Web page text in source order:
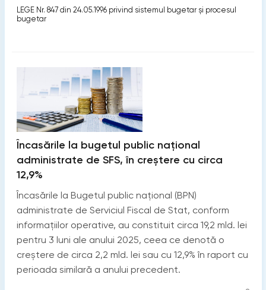
LEGE Nr. 847 din 24.05.1996 privind sistemul bugetar şi procesul
bugetar
Încasările la bugetul public național
administrate de SFS, în creștere cu circa
12,9%
Încasările la Bugetul public național (BPN)
administrate de Serviciul Fiscal de Stat, conform
informațiilor operative, au constituit circa 19,2 mld. lei
pentru 3 luni ale anului 2025, ceea ce denotă o
creștere de circa 2,2 mld. lei sau cu 12,9% în raport cu
perioada similară a anului precedent.